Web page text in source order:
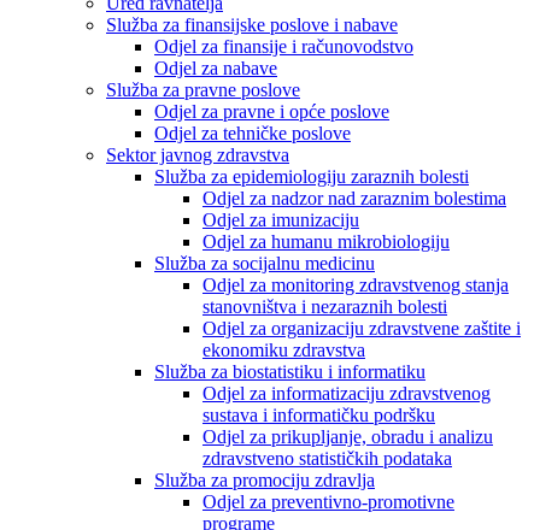
Služba za finansijske poslove i nabave
Odjel za finansije i računovodstvo
Odjel za nabave
Služba za pravne poslove
Odjel za pravne i opće poslove
Odjel za tehničke poslove
Sektor javnog zdravstva
Služba za epidemiologiju zaraznih bolesti
Odjel za nadzor nad zaraznim bolestima
Odjel za imunizaciju
Odjel za humanu mikrobiologiju
Služba za socijalnu medicinu
Odjel za monitoring zdravstvenog stanja
stanovništva i nezaraznih bolesti
Odjel za organizaciju zdravstvene zaštite i
ekonomiku zdravstva
Služba za biostatistiku i informatiku
Odjel za informatizaciju zdravstvenog
sustava i informatičku podršku
Odjel za prikupljanje, obradu i analizu
zdravstveno statističkih podataka
Služba za promociju zdravlja
Odjel za preventivno-promotivne
programe